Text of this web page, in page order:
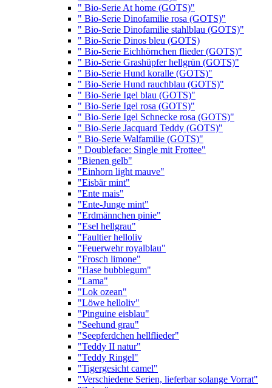
" Bio-Serie At home (GOTS)"
" Bio-Serie Dinofamilie rosa (GOTS)"
" Bio-Serie Dinofamilie stahlblau (GOTS)"
" Bio-Serie Dinos bleu (GOTS)
" Bio-Serie Eichhörnchen flieder (GOTS)"
" Bio-Serie Grashüpfer hellgrün (GOTS)"
" Bio-Serie Hund koralle (GOTS)"
" Bio-Serie Hund rauchblau (GOTS)"
" Bio-Serie Igel blau (GOTS)"
" Bio-Serie Igel rosa (GOTS)"
" Bio-Serie Igel Schnecke rosa (GOTS)"
" Bio-Serie Jacquard Teddy (GOTS)"
" Bio-Serie Walfamilie (GOTS)"
" Doubleface: Single mit Frottee"
"Bienen gelb"
"Einhorn light mauve"
"Eisbär mint"
"Ente mais"
"Ente-Junge mint"
"Erdmännchen pinie"
"Esel hellgrau"
"Faultier helloliv
"Feuerwehr royalblau"
"Frosch limone"
"Hase bubblegum"
"Lama"
"Lok ozean"
"Löwe helloliv"
"Pinguine eisblau"
"Seehund grau"
"Seepferdchen hellflieder"
"Teddy II natur"
"Teddy Ringel"
"Tigergesicht camel"
"Verschiedene Serien, lieferbar solange Vorrat"